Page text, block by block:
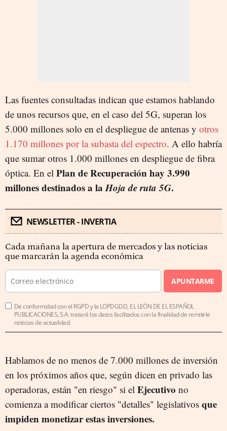
Las fuentes consultadas indican que estamos hablando
de unos recursos que, en el caso del 5G, superan los
5.000 millones solo en el despliegue de antenas y otros
1.170 millones por la subasta del espectro. A ello habría
que sumar otros 1.000 millones en despliegue de fibra
óptica. En el Plan de Recuperación hay 3.990
millones destinados a laHoja de ruta 5G.
NEWSLETTER - INVERTIA
Cada mañana la apertura de mercados y las noticias
que marcarán la agenda económica
APUNTARME
De conformidad con el RGPD y la LOPDGDD, EL LEÓN DE EL ESPAÑOL
PUBLICACIONES, S.A. tratará los datos facilitados con la finalidad de remitirle
noticias de actualidad.
Hablamos de no menos de 7.000 millones de inversión
en los próximos años que, según dicen en privado las
operadoras, están "en riesgo" si el Ejecutivo no
comienza a modificar ciertos "detalles" legislativos que
impiden monetizar estas inversiones.